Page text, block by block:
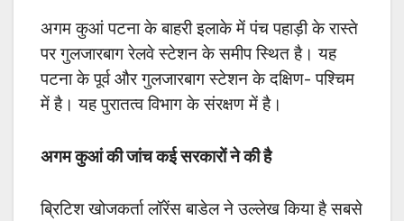
अगम कुआं पटना के बाहरी इलाके में पंच पहाड़ी के रास्ते
पर गुलजारबाग रेलवे स्टेशन के समीप स्थित है। यह
पटना के पूर्व और गुलजारबाग स्टेशन के दक्षिण- पश्चिम
में है। यह पुरातत्व विभाग के संरक्षण में है।
अगम कुआं की जांच कई सरकारों ने की है
ब्रिटिश खोजकर्ता लॉरेंस बाडेल ने उल्लेख किया है सबसे